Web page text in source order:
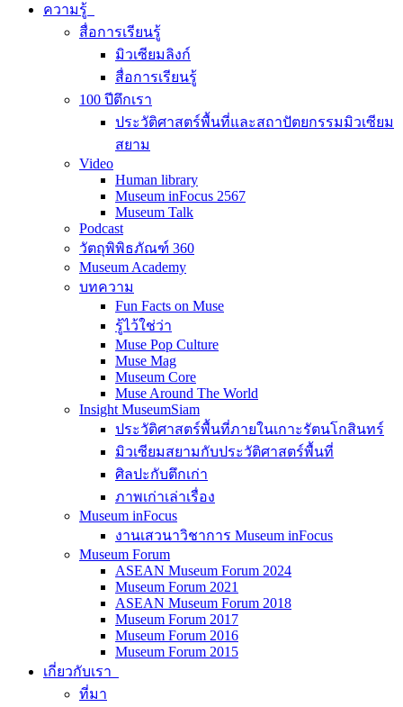
ความรู้
สื่อการเรียนรู้
มิวเซียมลิงก์
สื่อการเรียนรู้
100 ปีตึกเรา
ประวัติศาสตร์พื้นที่และสถาปัตยกรรมมิวเซียม
สยาม
Video
Human library
Museum inFocus 2567
Museum Talk
Podcast
วัตถุพิพิธภัณฑ์ 360
Museum Academy
บทความ
Fun Facts on Muse
รู้ไว้ใช่ว่า
Muse Pop Culture
Muse Mag
Museum Core
Muse Around The World
Insight MuseumSiam
ประวัติศาสตร์พื้นที่ภายในเกาะรัตนโกสินทร์
มิวเซียมสยามกับประวัติศาสตร์พื้นที่
ศิลปะกับตึกเก่า
ภาพเก่าเล่าเรื่อง
Museum inFocus
งานเสวนาวิชาการ Museum inFocus
Museum Forum
ASEAN Museum Forum 2024
Museum Forum 2021
ASEAN Museum Forum 2018
Museum Forum 2017
Museum Forum 2016
Museum Forum 2015
เกี่ยวกับเรา
ที่มา